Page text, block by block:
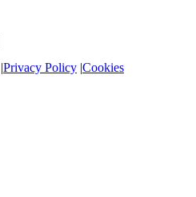
Privacy Policy Cookies